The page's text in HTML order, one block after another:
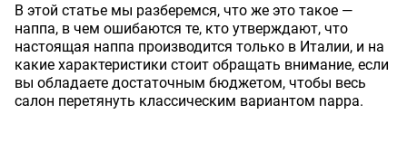
В этой статье мы разберемся, что же это такое —
наппа, в чем ошибаются те, кто утверждают, что
настоящая наппа производится только в Италии, и на
какие характеристики стоит обращать внимание, если
вы обладаете достаточным бюджетом, чтобы весь
салон перетянуть классическим вариантом nappa.